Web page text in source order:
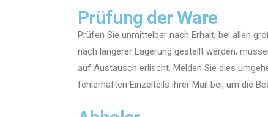
Prüfung der Ware
Prüfen Sie unmittelbar nach Erhalt, bei allen
nach längerer Lagerung gestellt werden,
auf Austausch erlischt. Melden Sie dies
fehlerhaften Einzelteils ihrer Mail bei, um die